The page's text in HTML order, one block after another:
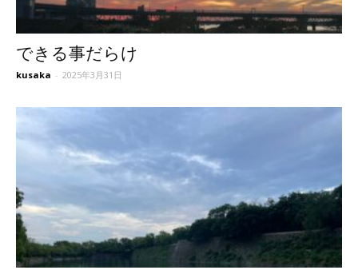
できる事だらけ
kusaka - 2025年3月31日